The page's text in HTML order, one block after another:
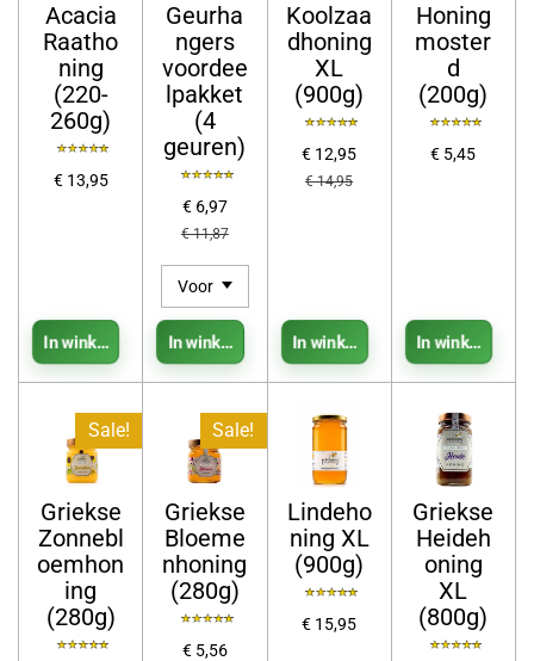
Acacia
Raatho
ning
(220-
260g)
€ 13,95
In winkelwagen
Geurha
ngers
voordee
lpakket
(4
geuren)
€ 6,97
€ 11,87
In winkelwagen
Koolzaa
dhoning
XL
(900g)
€ 12,95
€ 14,95
In winkelwagen
Honing
moster
d
(200g)
€ 5,45
In
Sale!
Griekse
Zonnebl
oemhon
ing
(280g)
Sale!
Griekse
Bloeme
nhoning
(280g)
€ 5,56
Lindeho
ning XL
(900g)
€ 15,95
Griekse
Heideh
oning
XL
(800g)